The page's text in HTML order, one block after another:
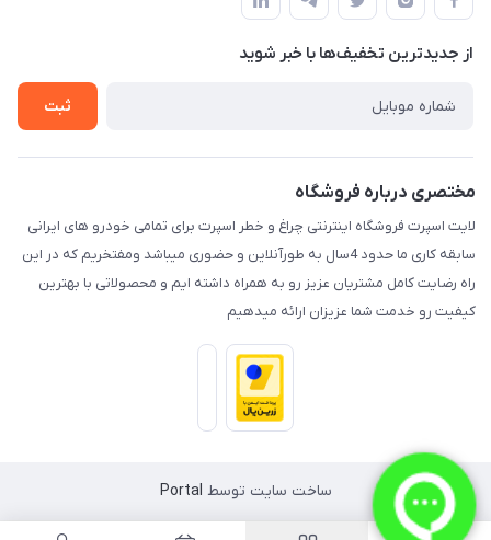
لیست محصولات
درباره ما
حریم خصوصی
راهنما
از جدید‌ترین تخفیف‌ها با‌ خبر شوید
ثبت
مختصری درباره فروشگاه
لایت اسپرت فروشگاه اینترنتی چراغ و خطر اسپرت برای تمامی خودرو های ایرانی
سابقه کاری ما حدود 4سال به طورآنلاین و حضوری میباشد ومفتخریم که در این
راه رضایت کامل مشتریان عزیز رو به همراه داشته ایم و محصولاتی با بهترین
کیفیت رو خدمت شما عزیزان ارائه میدهیم
ساخت سایت توسط Portal